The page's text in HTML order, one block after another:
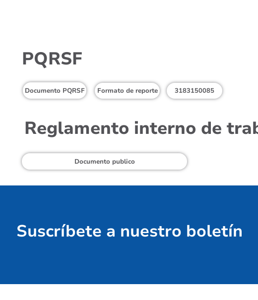
PQRSF
Documento PQRSF Formato de reporte 3183150085
Reglamento interno de
Documento publico
Suscríbete a nuestro boletín